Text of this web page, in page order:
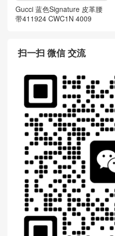
Gucci 蓝色Signature 皮革腰
带411924 CWC1N 4009
扫一扫 微信 交流